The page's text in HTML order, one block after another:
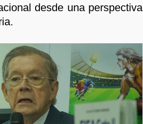
desde una perspectiva